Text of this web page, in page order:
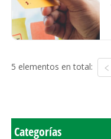
5 elementos en total:
Categorías